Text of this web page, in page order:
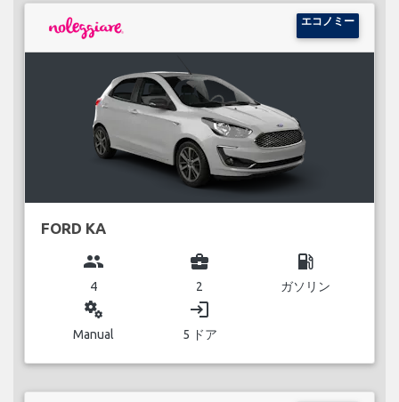
エコノミー
FORD KA
group
4
business_center
2
local_gas_station
ガソリン
miscellaneous_services
Manual
login
5 ドア